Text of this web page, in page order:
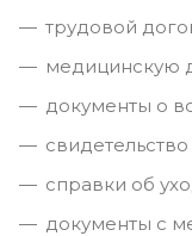
трудовой
медицинскую
документы о
справки об
документы с